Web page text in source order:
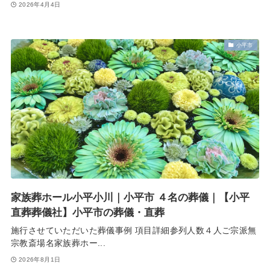
2026年4月4日
小平市
家族葬ホール小平小川｜小平市 ４名の葬儀｜【小平
直葬葬儀社】小平市の葬儀・直葬
施行させていただいた葬儀事例 項目詳細参列人数４人ご宗派無
宗教斎場名家族葬ホー...
2026年8月1日